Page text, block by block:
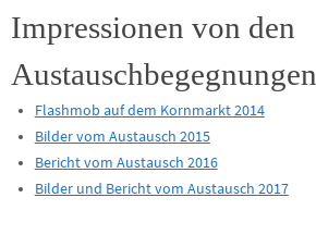
Impressionen von den
Austauschbegegnungen
Flashmob auf dem Kornmarkt 2014
Bilder vom Austausch 2015
Bericht vom Austausch 2016
Bilder und Bericht vom Austausch 2017